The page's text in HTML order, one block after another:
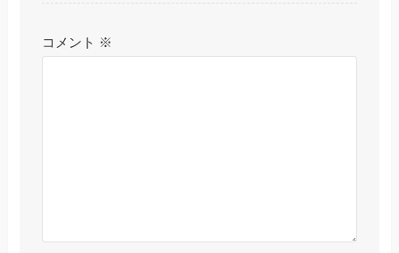
コメント ※